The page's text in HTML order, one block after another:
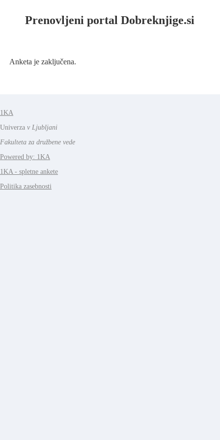
Prenovljeni portal Dobreknjige.si
Anketa je zaključena.
1KA
Univerza v Ljubljani
Fakulteta za družbene vede
Powered by: 1KA
1KA - spletne ankete
Politika zasebnosti